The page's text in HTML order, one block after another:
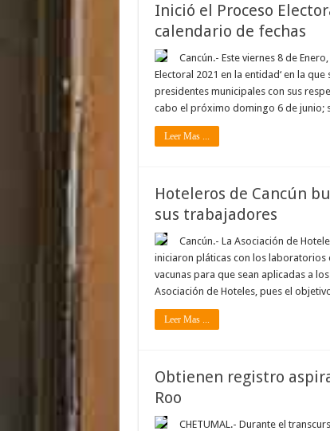
Inició el Proceso
calendario de fechas
Cancún.- Este viernes 8 de
Electoral 2021 en la entidad‘ en la
presidentes municipales con sus
cabo el próximo domingo 6 de junio;
Leer Mas ...
Hoteleros de Cancún
sus trabajadores
Cancún.- La Asociación de
iniciaron pláticas con los laboratorios
vacunas para que sean aplicadas a
Asociación de Hoteles, pues el
Leer Mas ...
Obtienen registro
Roo
CHETUMAL.- Durante el